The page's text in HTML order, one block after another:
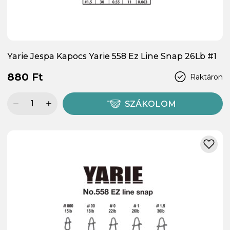
Yarie Jespa Kapocs Yarie 558 Ez Line Snap 26Lb #1
Raktáron
880 Ft
SZÁKOLOM